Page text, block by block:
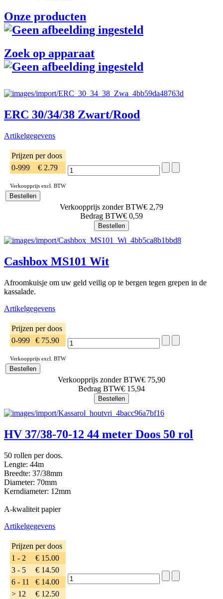
Onze producten
Zoek op apparaat
ERC 30/34/38 Zwart/Rood
Artikelgegevens
Prijzen per doos
0-999
€ 2.79
Verkoopprijs excl. BTW
Verkoopprijs zonder BTW€ 2,79
Bedrag BTW€ 0,59
Cashbox MS101 Wit
Afroomkuisje om uw geld veilig op te bergen tegen grepen in de
kassalade.
Artikelgegevens
Prijzen per doos
0-999
€ 75.90
Verkoopprijs excl. BTW
Verkoopprijs zonder BTW€ 75,90
Bedrag BTW€ 15,94
HV 37/38-70-12 44 meter Doos 50 rol
50 rollen per doos.
Lengte: 44m
Breedte: 37/38mm
Diameter: 70mm
Kerndiameter: 12mm
A-kwaliteit papier
Artikelgegevens
Prijzen per doos
1 - 2
€ 15.00
3 - 5
€ 14.50
6 - 11
€ 14.00
> 12
€ 12.50